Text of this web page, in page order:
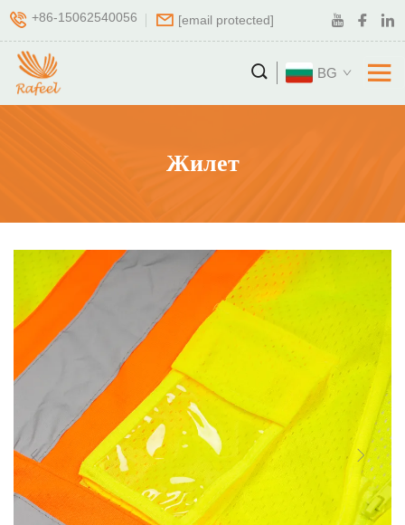
+86-15062540056 [email protected]
BG
Жилет